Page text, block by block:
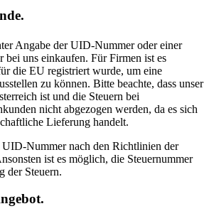
Angabe der UID-Nummer oder einer
bei uns einkaufen. Für Firmen ist es
die EU registriert wurde, um eine
zu können. Bitte beachte, dass unser
ist und die Steuern bei
nicht abgezogen werden, da es sich
Lieferung handelt.
Nummer nach den Richtlinien der
ist es möglich, die Steuernummer
der Steuern.